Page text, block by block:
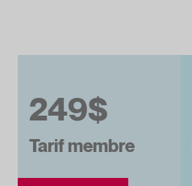
249$
Tarif membre